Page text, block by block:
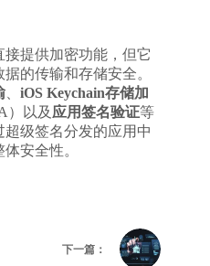
提供加密功能，但它
的传输和存储安全。
iOS Keychain存储加
）以及 应用签名验证等
级签名分发的应用中
安全性。
下一篇：